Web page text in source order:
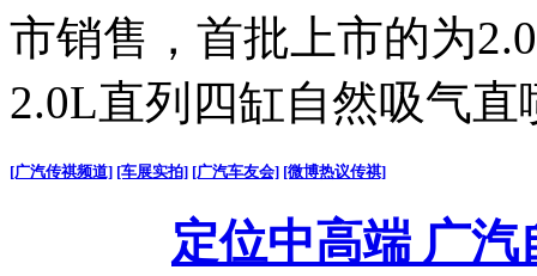
市销售，首批上市的为
2.0L直列四缸自然吸气
[广汽传祺频道] [车展实拍] [广汽车友会] [微博热议传祺]
定位中高端 广